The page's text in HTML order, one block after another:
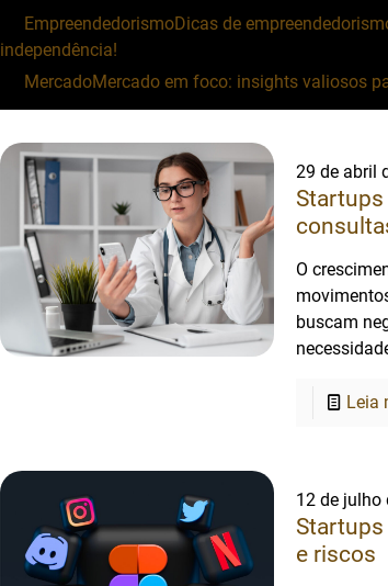
EmpreendedorismoDicas de
independência!
MercadoMercado em foco: insights valiosos
29 de abril
O
buscam
Leia
12 de julho
e riscos